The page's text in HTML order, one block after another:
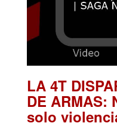
LA 4T
DE ARMAS:
solo